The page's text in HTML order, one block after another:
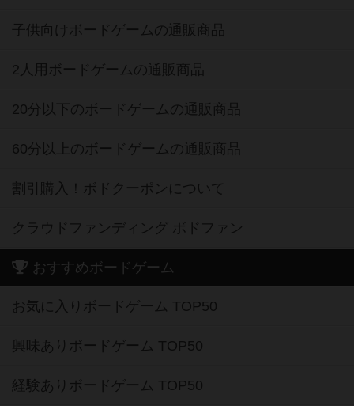
子供向けボードゲームの通販商品
2人用ボードゲームの通販商品
20分以下のボードゲームの通販商品
60分以上のボードゲームの通販商品
割引購入！ボドクーポンについて
クラウドファンディング ボドファン
おすすめボードゲーム
お気に入りボードゲーム TOP50
興味ありボードゲーム TOP50
経験ありボードゲーム TOP50